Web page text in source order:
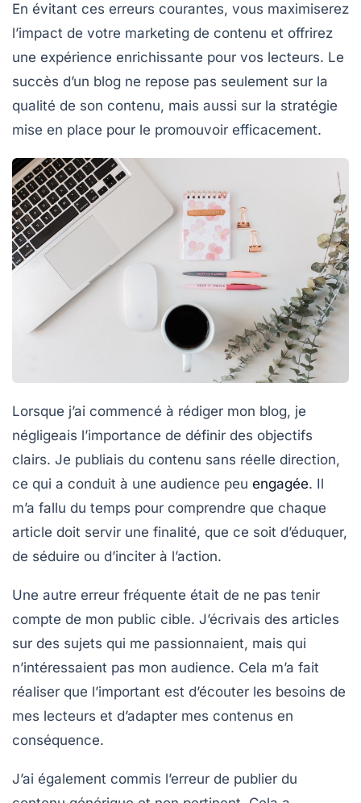
En évitant ces erreurs courantes, vous maximiserez
l’impact de votre marketing de contenu et offrirez
une expérience enrichissante pour vos lecteurs. Le
succès d’un blog ne repose pas seulement sur la
qualité de son contenu, mais aussi sur la stratégie
mise en place pour le promouvoir efficacement.
Lorsque j’ai commencé à rédiger mon blog, je
négligeais l’importance de définir des objectifs
clairs. Je publiais du contenu sans réelle direction,
ce qui a conduit à une audience peu engagée. Il
m’a fallu du temps pour comprendre que chaque
article doit servir une finalité, que ce soit d’éduquer,
de séduire ou d’inciter à l’action.
Une autre erreur fréquente était de ne pas tenir
compte de mon public cible. J’écrivais des articles
sur des sujets qui me passionnaient, mais qui
n’intéressaient pas mon audience. Cela m’a fait
réaliser que l’important est d’écouter les besoins de
mes lecteurs et d’adapter mes contenus en
conséquence.
J’ai également commis l’erreur de publier du